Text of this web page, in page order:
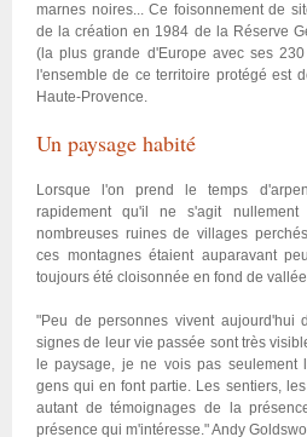
marnes noires... Ce foisonnement de
de la création en 1984 de la Réserve
(la plus grande d'Europe avec ses
l'ensemble de ce territoire protégé est
Haute-Provence.
Un paysage habité
Lorsque l'on prend le temps
rapidement qu'il ne s'agit
nombreuses ruines de villages
ces montagnes étaient auparavant
toujours été cloisonnée en fond de
"Peu de personnes vivent aujourd'hui
signes de leur vie passée sont très
le paysage, je ne vois pas seulement
gens qui en font partie. Les sentiers,
autant de témoignages de la
présence qui m'intéresse." Andy